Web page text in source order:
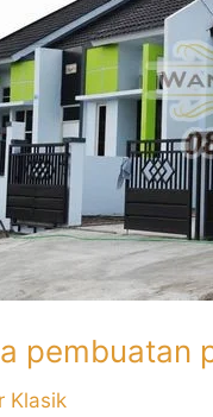
pembuatan
Klasik